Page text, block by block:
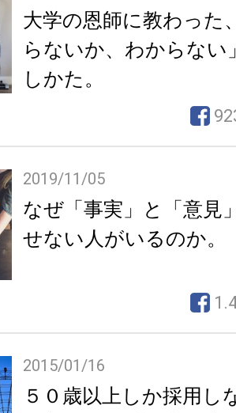
大学の恩師に教わった
らないか、わからない
しかた。
2019/11/05
なぜ「事実」と「意見
せない人がいるのか。
2015/01/16
５０歳以上しか採用し